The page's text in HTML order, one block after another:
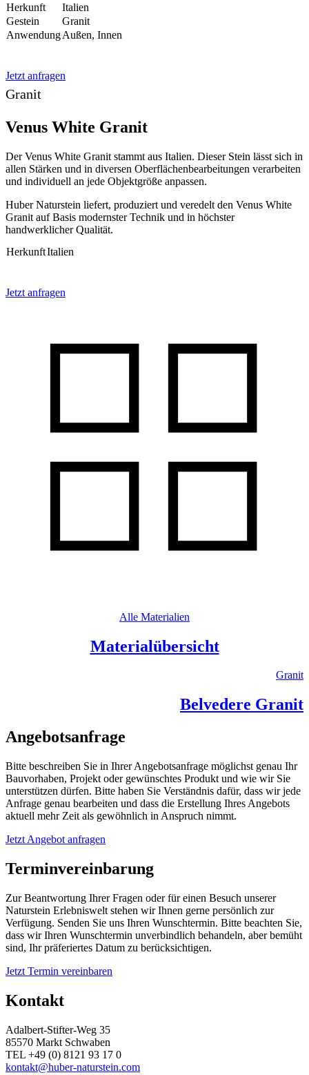
Herkunft
Italien
Gestein
Granit
AnwendungAußen, Innen
Jetzt anfragen
Granit
Venus White Granit
Der Venus White Granit stammt aus Italien. Dieser Stein lässt sich in
allen Stärken und in diversen Oberflächenbearbeitungen verarbeiten
und individuell an jede Objektgröße anpassen.
Huber Naturstein liefert, produziert und veredelt den Venus White
Granit auf Basis modernster Technik und in höchster
handwerklicher Qualität.
HerkunftItalien
Jetzt anfragen
Alle Materialien
Materialübersicht
Granit
Belvedere Granit
Angebotsanfrage
Bitte beschreiben Sie in Ihrer Angebotsanfrage möglichst genau Ihr
Bauvorhaben, Projekt oder gewünschtes Produkt und wie wir Sie
unterstützen dürfen. Bitte haben Sie Verständnis dafür, dass wir jede
Anfrage genau bearbeiten und dass die Erstellung Ihres Angebots
aktuell mehr Zeit als gewöhnlich in Anspruch nimmt.
Jetzt Angebot anfragen
Terminvereinbarung
Zur Beantwortung Ihrer Fragen oder für einen Besuch unserer
Naturstein Erlebniswelt stehen wir Ihnen gerne persönlich zur
Verfügung. Senden Sie uns Ihren Wunschtermin. Bitte beachten Sie,
dass wir Ihren Wunschtermin unverbindlich behandeln, aber bemüht
sind, Ihr präferiertes Datum zu berücksichtigen.
Jetzt Termin vereinbaren
Kontakt
Adalbert-Stifter-Weg 35
85570 Markt Schwaben
TEL +49 (0) 8121 93 17 0
kontakt@huber-naturstein.com